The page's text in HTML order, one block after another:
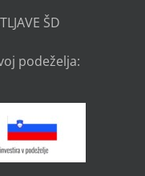
ŠD
podeželja: